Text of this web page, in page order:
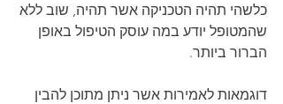
כלשהי תהיה הטכניקה אשר תהיה, שוב ללא
שהמטופל יודע במה עוסק הטיפול באופן
הברור ביותר.
דוגמאות לאמירות אשר ניתן מתוכן להבין